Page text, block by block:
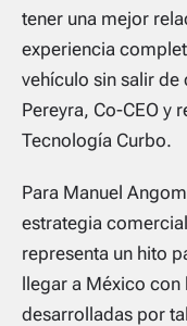
tener una mejor
experiencia
vehículo sin salir de
Pereyra, Co-CEO y
Tecnología Curbo.
Para Manuel
estrategia
representa un hito
llegar a México
desarrolladas por